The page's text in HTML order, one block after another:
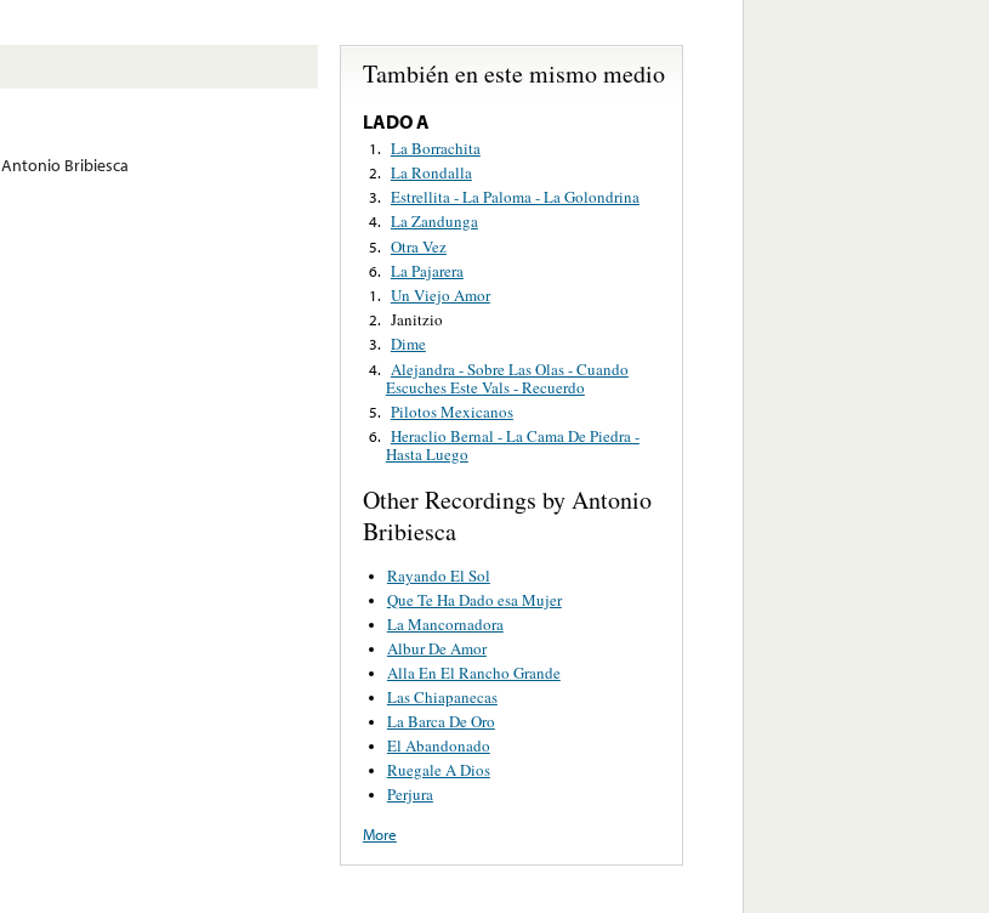
Antonio Bribiesca
También en este mismo medio
LADO A
1. La Borrachita
2. La Rondalla
3. Estrellita - La Paloma - La Golondrina
4. La Zandunga
5. Otra Vez
6. La Pajarera
1. Un Viejo Amor
2. Janitzio
3. Dime
4.
Alejandra - Sobre Las Olas - Cuando
Escuches Este Vals - Recuerdo
5. Pilotos Mexicanos
6. Heraclio Bernal - La Cama De Piedra -
Hasta Luego
Other Recordings by Antonio
Bribiesca
Rayando El Sol
Que Te Ha Dado esa Mujer
La Mancornadora
Albur De Amor
Alla En El Rancho Grande
Las Chiapanecas
La Barca De Oro
El Abandonado
Ruegale A Dios
Perjura
More